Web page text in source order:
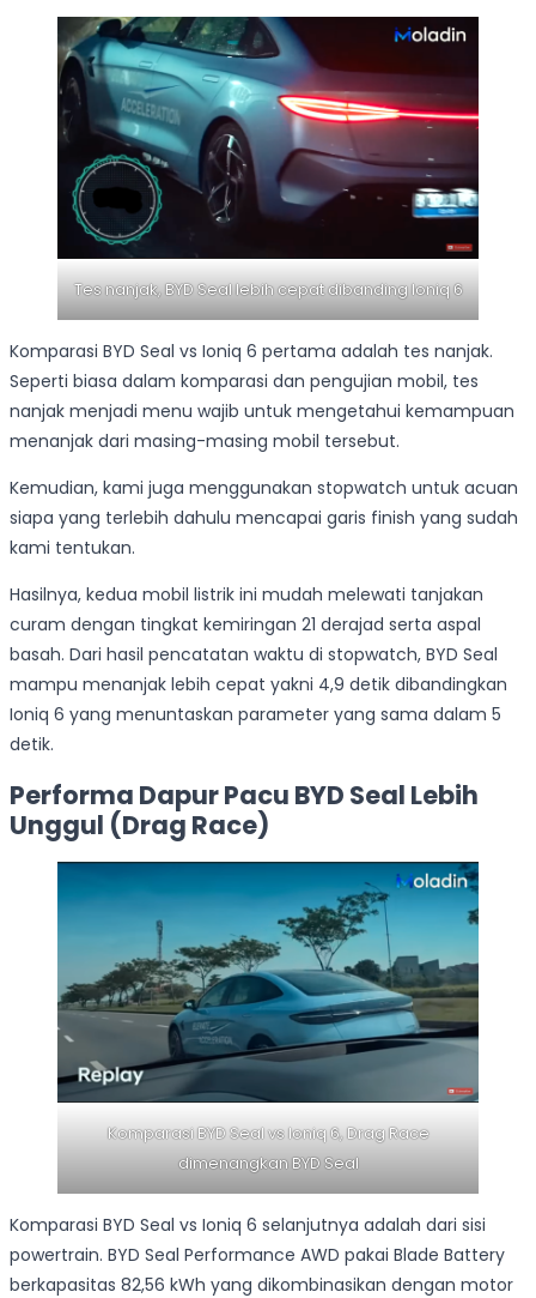
Tes nanjak, BYD Seal lebih cepat dibanding Ioniq 6
Komparasi BYD Seal vs Ioniq 6 pertama adalah tes nanjak.
Seperti biasa dalam komparasi dan pengujian mobil, tes
nanjak menjadi menu wajib untuk mengetahui kemampuan
menanjak dari masing-masing mobil tersebut.
Kemudian, kami juga menggunakan stopwatch untuk acuan
siapa yang terlebih dahulu mencapai garis finish yang sudah
kami tentukan.
Hasilnya, kedua mobil listrik ini mudah melewati tanjakan
curam dengan tingkat kemiringan 21 derajad serta aspal
basah. Dari hasil pencatatan waktu di stopwatch, BYD Seal
mampu menanjak lebih cepat yakni 4,9 detik dibandingkan
Ioniq 6 yang menuntaskan parameter yang sama dalam 5
detik.
Performa Dapur Pacu BYD Seal Lebih
Unggul (Drag Race)
Komparasi BYD Seal vs Ioniq 6, Drag Race
dimenangkan BYD Seal
Komparasi BYD Seal vs Ioniq 6 selanjutnya adalah dari sisi
powertrain. BYD Seal Performance AWD pakai Blade Battery
berkapasitas 82,56 kWh yang dikombinasikan dengan motor